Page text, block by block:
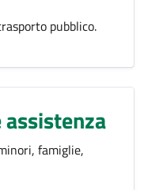
pubblico.
assistenza
famiglie,